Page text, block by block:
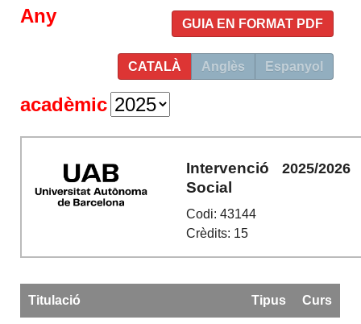
GUIA EN FORMAT PDF
CATALÀ Anglès Espanyol
Any
acadèmic
Intervenció
Social
Codi: 43144
Crèdits: 15
2025/2026
Titulació Tipus Curs